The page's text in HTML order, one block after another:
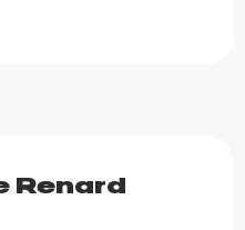
Renard